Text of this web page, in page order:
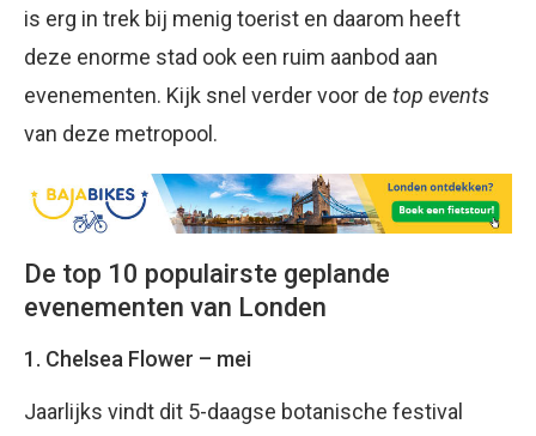
is erg in trek bij menig toerist en daarom heeft
deze enorme stad ook een ruim aanbod aan
evenementen. Kijk snel verder voor de top events
van deze metropool.
De top 10 populairste geplande
evenementen van Londen
1. Chelsea Flower – mei
Jaarlijks vindt dit 5-daagse botanische festival